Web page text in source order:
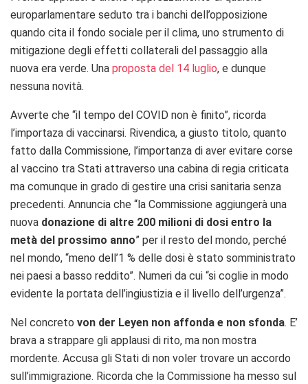
europarlamentare seduto tra i banchi dell’opposizione
quando cita il fondo sociale per il clima, uno strumento di
mitigazione degli effetti collaterali del passaggio alla
nuova era verde. Una proposta del 14 luglio, e dunque
nessuna novità.
Avverte che “il tempo del COVID non è finito”, ricorda
l’importaza di vaccinarsi. Rivendica, a giusto titolo, quanto
fatto dalla Commissione, l’importanza di aver evitare corse
al vaccino tra Stati attraverso una cabina di regia criticata
ma comunque in grado di gestire una crisi sanitaria senza
precedenti. Annuncia che “la Commissione aggiungerà una
nuova donazione di altre 200 milioni di dosi entro la
metà del prossimo anno” per il resto del mondo, perché
nel mondo, “meno dell’1 % delle dosi è stato somministrato
nei paesi a basso reddito”. Numeri da cui “si coglie in modo
evidente la portata dell’ingiustizia e il livello dell’urgenza”.
Nel concreto von der Leyen non affonda e non sfonda. E’
brava a strappare gli applausi di rito, ma non mostra
mordente. Accusa gli Stati di non voler trovare un accordo
sull’immigrazione. Ricorda che la Commissione ha messo sul